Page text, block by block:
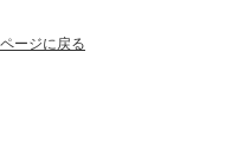
ージに戻る